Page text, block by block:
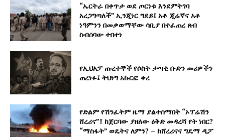
“ኤርትራ በቀጥታ ወደ ጦርነቱ እንደምትገባ
አረጋግጣለች” ኢንጂነር ግደይ፤ አቶ ጂሬኛና አቶ
ነዓምንን በመቃወማቸው ሳቢያ በተፈጠረ ጸብ
ስብሰባው ተበተነ
የኢህአፓ ጡረተኞች የሶስት ታጣቂ ቡድን መሪዎችን
ጠረነፉ፤ ትህነግ አኩርፎ ቀረ
የድልም የሽንፈትም ዜማ ያልተሰማበት “ኦፕሬሽን
ሸረሪና”፤ ከጀርባው ያዘለው ዕቅድ መዳረሻ የት ነበር?
“ማስፋት” ወዴትና ለምን? – ከሸረሪናና ግዴማ ዲፖ